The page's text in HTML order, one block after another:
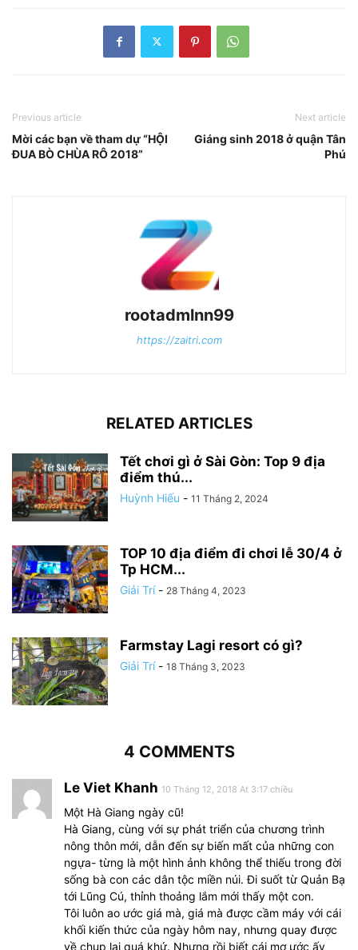
Previous article
Mời các bạn về tham dự “HỘI
ĐUA BÒ CHÙA RÔ 2018”
Next article
Giáng sinh 2018 ở quận Tân
Phú
rootadmlnn99
https://zaitri.com
RELATED ARTICLES
Tết chơi gì ở Sài Gòn: Top 9 địa
điểm thú...
Huỳnh Hiếu - 11 Tháng 2, 2024
TOP 10 địa điểm đi chơi lễ 30/4 ở
Tp HCM...
Giải Trí - 28 Tháng 4, 2023
Farmstay Lagi resort có gì?
Giải Trí - 18 Tháng 3, 2023
4 COMMENTS
Le Viet Khanh 10 Tháng 12, 2018 At 3:17 chiều
Một Hà Giang ngày cũ!
Hà Giang, cùng với sự phát triển của chương trình
nông thôn mới, dẫn đến sự biến mất của những con
ngựa- từng là một hình ảnh không thể thiếu trong đời
sống bà con các dân tộc miền núi. Đi suốt từ Quản Bạ
tới Lũng Cú, thỉnh thoảng lắm mới thấy một con.
Tôi luôn ao ước giá mà, giá mà được cầm máy với cái
khối kiến thức của ngày hôm nay, nhưng quay được
về chụp lại quá khứ. Nhưng rồi biết cái mơ ước ấy